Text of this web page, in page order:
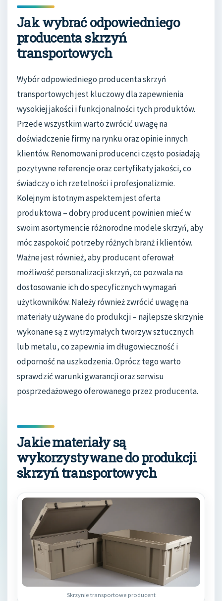
Jak wybrać odpowiedniego
producenta skrzyń
transportowych
Wybór odpowiedniego producenta skrzyń
transportowych jest kluczowy dla zapewnienia
wysokiej jakości i funkcjonalności tych produktów.
Przede wszystkim warto zwrócić uwagę na
doświadczenie firmy na rynku oraz opinie innych
klientów. Renomowani producenci często posiadają
pozytywne referencje oraz certyfikaty jakości, co
świadczy o ich rzetelności i profesjonalizmie.
Kolejnym istotnym aspektem jest oferta
produktowa – dobry producent powinien mieć w
swoim asortymencie różnorodne modele skrzyń, aby
móc zaspokoić potrzeby różnych branż i klientów.
Ważne jest również, aby producent oferował
możliwość personalizacji skrzyń, co pozwala na
dostosowanie ich do specyficznych wymagań
użytkowników. Należy również zwrócić uwagę na
materiały używane do produkcji – najlepsze skrzynie
wykonane są z wytrzymałych tworzyw sztucznych
lub metalu, co zapewnia im długowieczność i
odporność na uszkodzenia. Oprócz tego warto
sprawdzić warunki gwarancji oraz serwisu
posprzedażowego oferowanego przez producenta.
Jakie materiały są
wykorzystywane do produkcji
skrzyń transportowych
Skrzynie transportowe producent